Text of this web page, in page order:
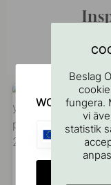
Beslag
fungera.
vi
statistik
WOULD YOU
EU